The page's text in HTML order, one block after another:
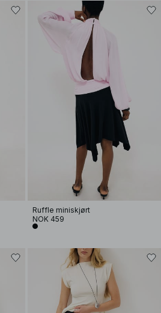
Ruffle miniskjørt
NOK 459